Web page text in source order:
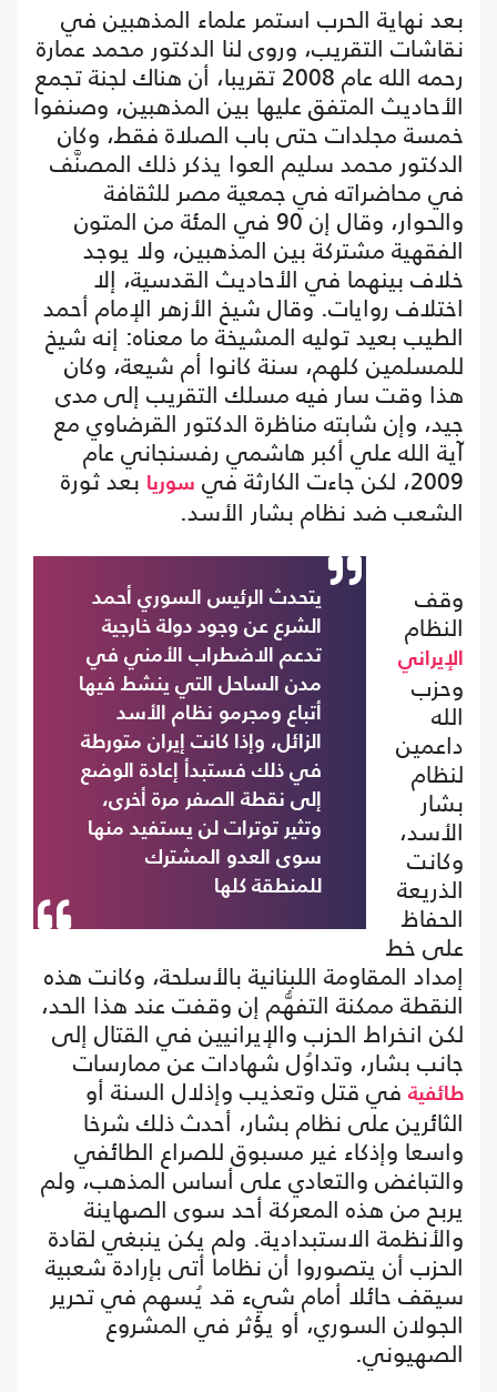
بعد نهاية الحرب استمر علماء المذهبين في
نقاشات التقريب، وروى لنا الدكتور محمد عمارة
رحمه الله عام 2008 تقريبا، أن هناك لجنة تجمع
الأحاديث المتفق عليها بين المذهبين، وصنفوا
خمسة مجلدات حتى باب الصلاة فقط، وكان
الدكتور محمد سليم العوا يذكر ذلك المصنَّف
في محاضراته في جمعية مصر للثقافة
والحوار، وقال إن 90 في المئة من المتون
الفقهية مشتركة بين المذهبين، ولا يوجد
خلاف بينهما في الأحاديث القدسية، إلا
اختلاف روايات. وقال شيخ الأزهر الإمام أحمد
الطيب بعيد توليه المشيخة ما معناه: إنه شيخ
للمسلمين كلهم، سنة كانوا أم شيعة، وكان
هذا وقت سار فيه مسلك التقريب إلى مدى
جيد، وإن شابته مناظرة الدكتور القرضاوي مع
آية الله علي أكبر هاشمي رفسنجاني عام
2009، لكن جاءت الكارثة في سوريا بعد ثورة
الشعب ضد نظام بشار الأسد.
يتحدث الرئيس السوري أحمد
الشرع عن وجود دولة خارجية
تدعم الاضطراب الأمني في
مدن الساحل التي ينشط فيها
أتباع ومجرمو نظام الأسد
الزائل، وإذا كانت إيران متورطة
في ذلك فستبدأ إعادة الوضع
إلى نقطة الصفر مرة أخرى،
وتثير توترات لن يستفيد منها
سوى العدو المشترك
للمنطقة كلها
وقف
النظام
الإيراني
وحزب
الله
داعمين
لنظام
بشار
الأسد،
وكانت
الذريعة
الحفاظ
على خط
إمداد المقاومة اللبنانية بالأسلحة، وكانت هذه
النقطة ممكنة التفهُّم إن وقفت عند هذا الحد،
لكن انخراط الحزب والإيرانيين في القتال إلى
جانب بشار، وتداوُل شهادات عن ممارسات
طائفية في قتل وتعذيب وإذلال السنة أو
الثائرين على نظام بشار، أحدث ذلك شرخا
واسعا وإذكاء غير مسبوق للصراع الطائفي
والتباغض والتعادي على أساس المذهب، ولم
يربح من هذه المعركة أحد سوى الصهاينة
والأنظمة الاستبدادية. ولم يكن ينبغي لقادة
الحزب أن يتصوروا أن نظاما أتى بإرادة شعبية
سيقف حائلا أمام شيء قد يُسهم في تحرير
الجولان السوري، أو يؤثر في المشروع
الصهيوني.